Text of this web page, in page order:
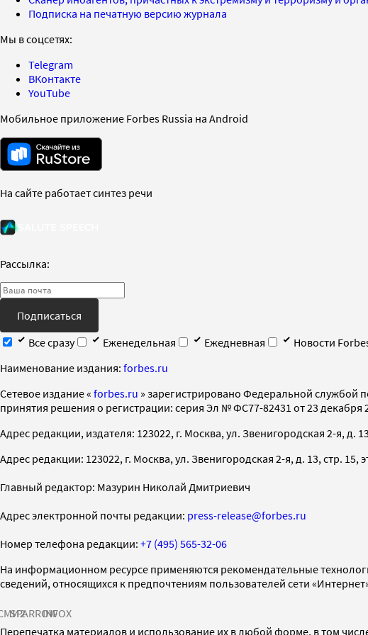
Подписка на печатную версию журнала
Мы в соцсетях:
Telegram
ВКонтакте
YouTube
Мобильное приложение Forbes Russia на Android
На сайте работает синтез речи
Рассылка:
Подписаться
Все сразу
Еженедельная Ежедневная
Новости
Наименование издания: forbes.ru
Cетевое издание « forbes.ru » зарегистрировано Федеральной службой
принятия решения о регистрации: серия Эл № ФС77-82431 от 23 декабря
Адрес редакции, издателя: 123022, г. Москва, ул. Звенигородская 2-я, д.
Адрес редакции: 123022, г. Москва, ул. Звенигородская 2-я, д. 13, стр. 15,
Главный редактор: Мазурин Николай Дмитриевич
Адрес электронной почты редакции: press-release@forbes.ru
Номер телефона редакции: +7 (495) 565-32-06
На информационном ресурсе применяются рекомендательные
сведений, относящихся к предпочтениям пользователей сети
SPARROWINFOX
Перепечатка материалов и использование их в любой форме, в том